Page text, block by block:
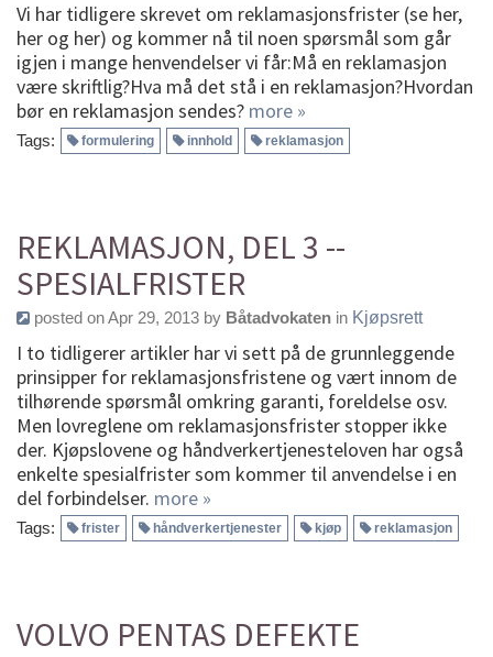
Vi har tidligere skrevet om reklamasjonsfrister (se her,
her og her) og kommer nå til noen spørsmål som går
igjen i mange henvendelser vi får:Må en reklamasjon
være skriftlig?Hva må det stå i en reklamasjon?Hvordan
bør en reklamasjon sendes? more »
Tags: formulering innhold reklamasjon
REKLAMASJON, DEL 3 --
SPESIALFRISTER
posted on Apr 29, 2013 by Båtadvokaten in Kjøpsrett
I to tidligerer artikler har vi sett på de grunnleggende
prinsipper for reklamasjonsfristene og vært innom de
tilhørende spørsmål omkring garanti, foreldelse osv.
Men lovreglene om reklamasjonsfrister stopper ikke
der. Kjøpslovene og håndverkertjenesteloven har også
enkelte spesialfrister som kommer til anvendelse i en
del forbindelser. more »
Tags: frister håndverkertjenester kjøp reklamasjon
VOLVO PENTAS DEFEKTE